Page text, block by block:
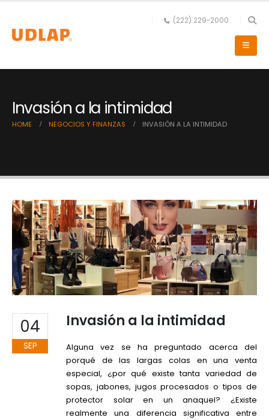
(222) 229-2000
Invasión a la intimidad
HOME NEGOCIOS Y FINANZAS INVASIÓN A LA INTIMIDAD
04
SEP
Invasión a la intimidad
Alguna vez se ha preguntado acerca del
porqué de las largas colas en una venta
especial, ¿por qué existe tanta variedad de
sopas, jabones, jugos procesados o tipos de
protector solar en un anaquel? ¿Existe
realmente una diferencia significativa entre